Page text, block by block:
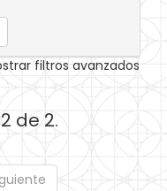
filtros avanzados
de 2.